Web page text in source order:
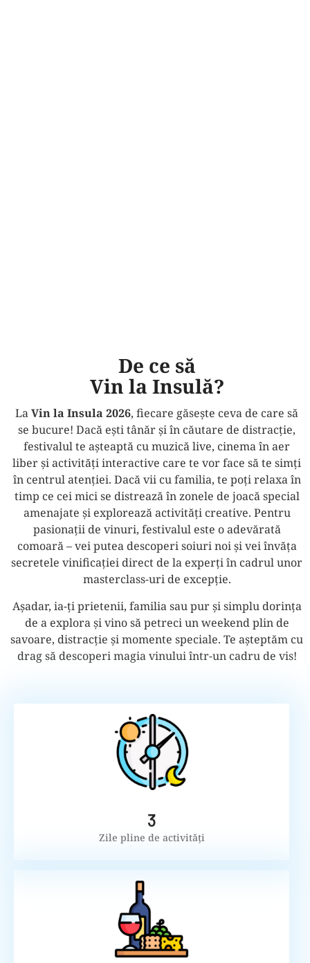
De ce să
Vin la Insulă?
LaVin la Insula 2026, fiecare găsește ceva de care să
se bucure! Dacă ești tânăr și în căutare de distracție,
festivalul te așteaptă cu muzică live, cinema în aer
liber și activități interactive care te vor face să te simți
în centrul atenției. Dacă vii cu familia, te poți relaxa în
timp ce cei mici se distrează în zonele de joacă special
amenajate și explorează activități creative. Pentru
pasionații de vinuri, festivalul este o adevărată
comoară – vei putea descoperi soiuri noi și vei învăța
secretele vinificației direct de la experți în cadrul unor
masterclass-uri de excepție.
Așadar, ia-ți prietenii, familia sau pur și simplu dorința
de a explora și vino să petreci un weekend plin de
savoare, distracție și momente speciale. Te așteptăm cu
drag să descoperi magia vinului într-un cadru de vis!
Zile pline de activități
3